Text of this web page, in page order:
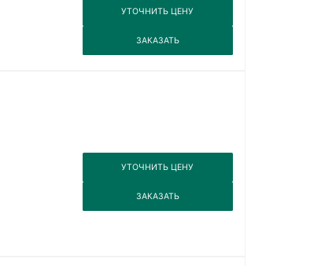
УТОЧНИТЬ ЦЕНУ
ЗАКАЗАТЬ
УТОЧНИТЬ ЦЕНУ
ЗАКАЗАТЬ